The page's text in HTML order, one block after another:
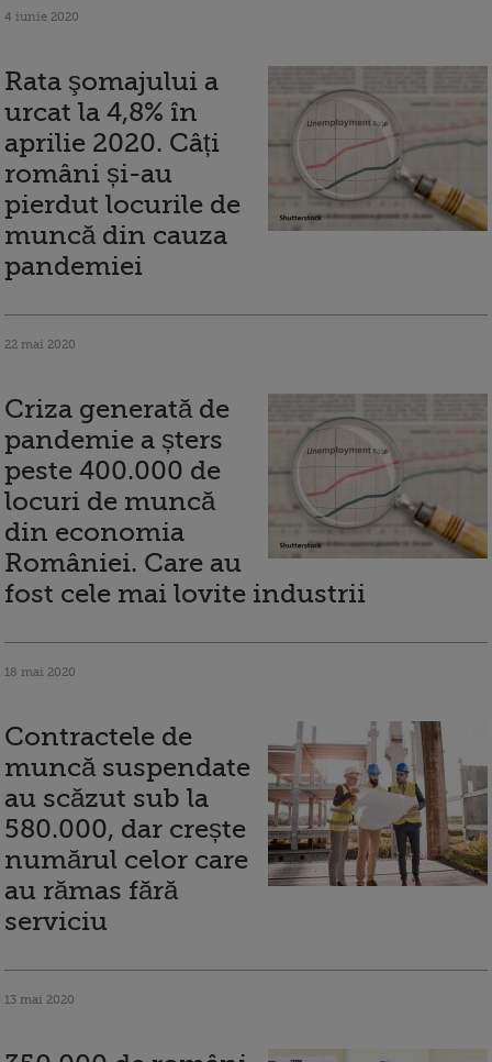
4 iunie 2020
Rata şomajului a
urcat la 4,8% în
aprilie 2020. Câți
români și-au
pierdut locurile de
muncă din cauza
pandemiei
22 mai 2020
Criza generată de
pandemie a șters
peste 400.000 de
locuri de muncă
din economia
României. Care au
fost cele mai lovite industrii
18 mai 2020
Contractele de
muncă suspendate
au scăzut sub la
580.000, dar crește
numărul celor care
au rămas fără
serviciu
13 mai 2020